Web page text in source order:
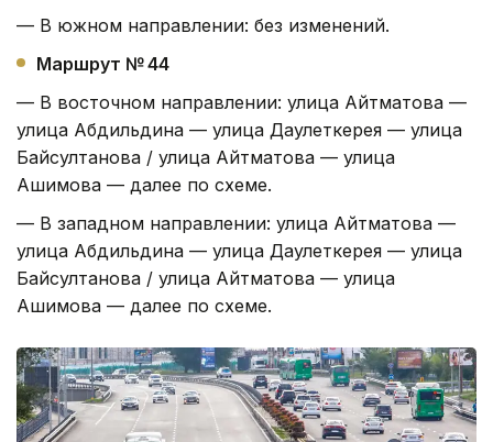
— В южном направлении: без изменений.
Маршрут № 44
— В восточном направлении: улица Айтматова —
улица Абдильдина — улица Даулеткерея — улица
Байсултанова / улица Айтматова — улица
Ашимова — далее по схеме.
— В западном направлении: улица Айтматова —
улица Абдильдина — улица Даулеткерея — улица
Байсултанова / улица Айтматова — улица
Ашимова — далее по схеме.